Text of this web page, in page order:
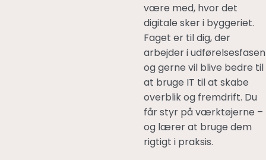
være med, hvor det
digitale sker i byggeriet.
Faget er til dig, der
arbejder i udførelsesfasen
og gerne vil blive bedre til
at bruge IT til at skabe
overblik og fremdrift. Du
får styr på værktøjerne –
og lærer at bruge dem
rigtigt i praksis.